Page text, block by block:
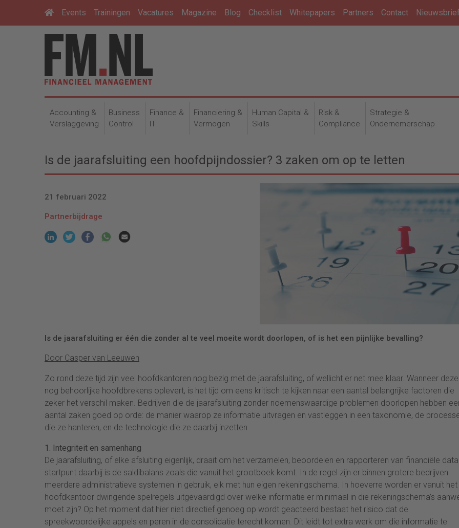
Events Trainingen Vacatures Magazine Blog Checklist Whitepapers Partners Contact Nieuwsbrief
Accounting &
Verslaggeving
Business
Control
Finance &
IT
Financiering &
Vermogen
Human Capital &
Skills
Risk &
Compliance
Strategie &
Ondernemerschap
Is de jaarafsluiting een hoofdpijndossier? 3 zaken om op te letten
21 februari 2022
Partnerbijdrage
Is de jaarafsluiting er één die zonder al te veel moeite wordt doorlopen, of is het een pijnlijke bevalling?
Door Casper van Leeuwen
Zo rond deze tijd zijn veel hoofdkantoren nog bezig met de jaarafsluiting, of wellicht er net mee klaar. Wanneer
nog behoorlijke hoofdbrekens oplevert, is het tijd om eens kritisch te kijken naar een aantal belangrijke factoren die
zeker het verschil maken. Bedrijven die de jaarafsluiting zonder noemenswaardige problemen doorlopen hebben
aantal zaken goed op orde: de manier waarop ze informatie uitvragen en vastleggen in een taxonomie, de
die ze hanteren, en de technologie die ze daarbij inzetten.
1. Integriteit en samenhang
De jaarafsluiting, of elke afsluiting eigenlijk, draait om het verzamelen, beoordelen en rapporteren van financiële
startpunt daarbij is de saldibalans zoals die vanuit het grootboek komt. In de regel zijn er binnen grotere bedrijven
meerdere administratieve systemen in gebruik, elk met hun eigen rekeningschema. In hoeverre worden er vanuit het
hoofdkantoor dwingende spelregels uitgevaardigd over welke informatie er minimaal in die rekeningschema’s
moet zijn? Op het moment dat hier niet directief genoeg op wordt geacteerd bestaat het risico dat de
spreekwoordelijke appels en peren in de consolidatie terecht komen. Dit leidt tot extra werk om die informatie te